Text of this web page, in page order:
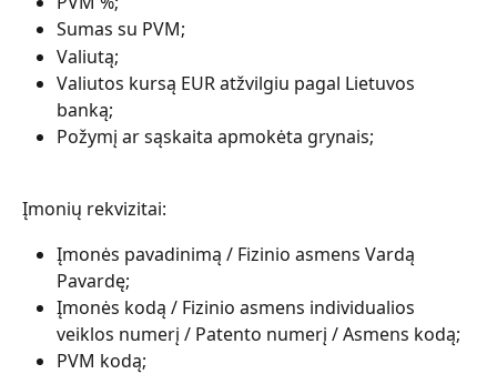
Sumas su PVM;
Valiutą;
Valiutos kursą EUR atžvilgiu pagal Lietuvos
banką;
Požymį ar sąskaita apmokėta grynais;
Įmonių rekvizitai:
Įmonės pavadinimą / Fizinio asmens Vardą
Pavardę;
Įmonės kodą / Fizinio asmens individualios
veiklos numerį / Patento numerį / Asmens kodą;
PVM kodą;